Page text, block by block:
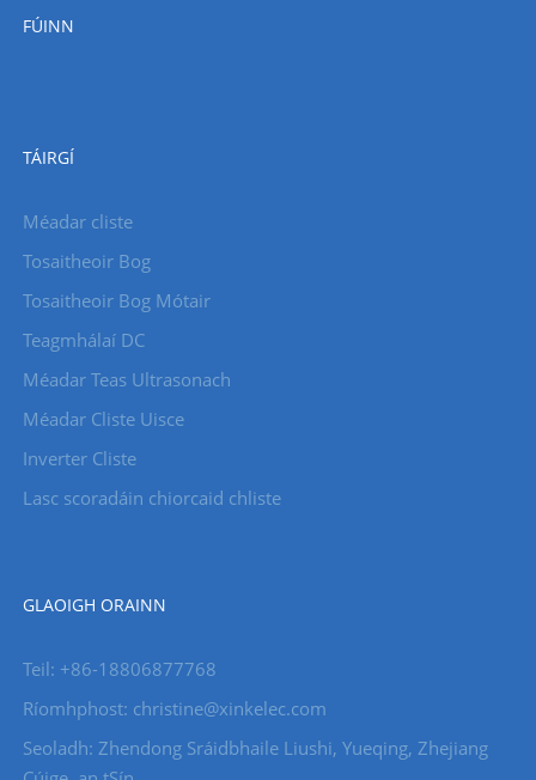
FÚINN
TÁIRGÍ
Méadar cliste
Tosaitheoir Bog
Tosaitheoir Bog Mótair
Teagmhálaí DC
Méadar Teas Ultrasonach
Méadar Cliste Uisce
Inverter Cliste
Lasc scoradáin chiorcaid chliste
GLAOIGH ORAINN
Teil: +86-18806877768
Ríomhphost: christine@xinkelec.com
Seoladh: Zhendong Sráidbhaile Liushi, Yueqing, Zhejiang